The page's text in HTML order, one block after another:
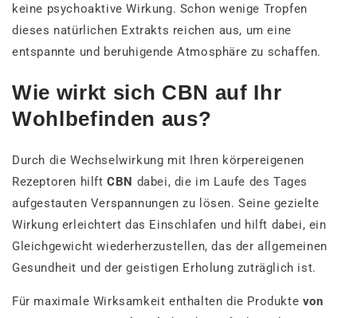
keine psychoaktive Wirkung. Schon wenige Tropfen
dieses natürlichen Extrakts reichen aus, um eine
entspannte und beruhigende Atmosphäre zu schaffen.
Wie wirkt sich CBN auf Ihr
Wohlbefinden aus?
Durch die Wechselwirkung mit Ihren körpereigenen
Rezeptoren hilftCBN dabei, die im Laufe des Tages
aufgestauten Verspannungen zu lösen. Seine gezielte
Wirkung erleichtert das Einschlafen und hilft dabei, ein
Gleichgewicht wiederherzustellen, das der allgemeinen
Gesundheit und der geistigen Erholung zuträglich ist.
Für maximale Wirksamkeit enthalten die Produkte von